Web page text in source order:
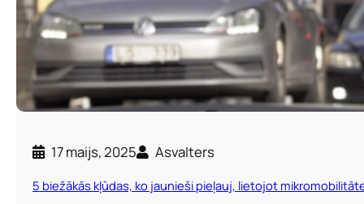
17 maijs, 2025 Asvalters
5 biežākās kļūdas, ko jaunieši pieļauj, lietojot